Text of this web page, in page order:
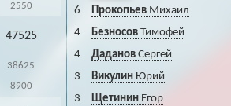
2550
47525
38625
8900
6 ПрокопьевМихаил
4
БезносовТимофей
4
ДадановСергей
3
ВикулинЮрий
3
ЩетининЕгор